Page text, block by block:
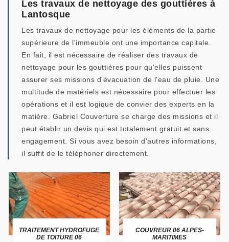
Les travaux de nettoyage des gouttières à
Lantosque
Les travaux de nettoyage pour les éléments de la partie
supérieure de l'immeuble ont une importance capitale.
En fait, il est nécessaire de réaliser des travaux de
nettoyage pour les gouttières pour qu'elles puissent
assurer ses missions d'évacuation de l'eau de pluie. Une
multitude de matériels est nécessaire pour effectuer les
opérations et il est logique de convier des experts en la
matière. Gabriel Couverture se charge des missions et il
peut établir un devis qui est totalement gratuit et sans
engagement. Si vous avez besoin d'autres informations,
il suffit de le téléphoner directement.
TRAITEMENT HYDROFUGE
DE TOITURE 06
COUVREUR 06 ALPES-
MARITIMES